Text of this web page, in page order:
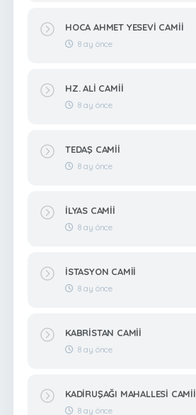
HOCA AHMET YESEVİ CAMİİ
8 ay önce
HZ. ALİ CAMİİ
8 ay önce
TEDAŞ CAMİİ
8 ay önce
İLYAS CAMİİ
8 ay önce
İSTASYON CAMİİ
8 ay önce
KABRİSTAN CAMİİ
8 ay önce
KADİRUŞAĞI MAHALLESİ CAMİİ
8 ay önce